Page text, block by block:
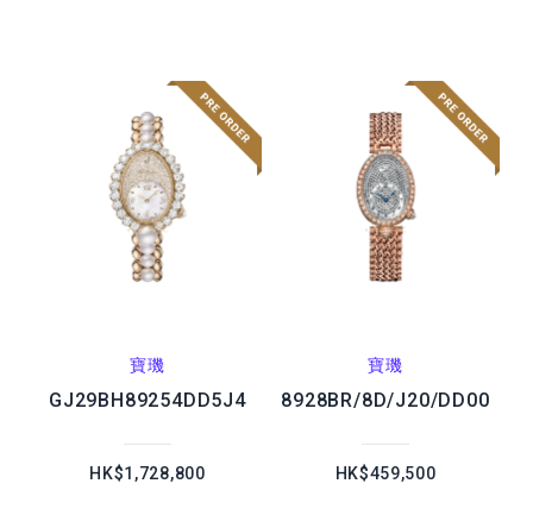
寶璣
GJ29BH89254DD5J4
HK$1,728,800
寶璣
8928BR/8D/J20/DD00
HK$459,500